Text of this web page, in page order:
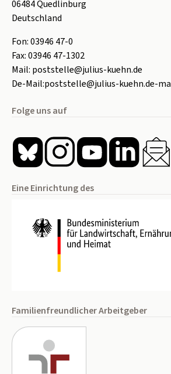
06484Quedlinburg
Deutschland
Fon:03946 47-0
Fax:03946 47-1302
Mail: poststelle@julius-kuehn.de
De-Mail:poststelle@julius-kuehn.de-
Folge uns auf
Eine Einrichtung des
Familienfreundlicher Arbeitgeber